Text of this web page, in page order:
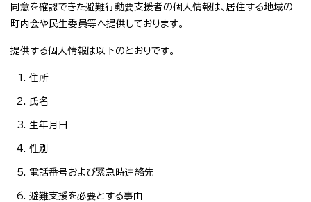
同意を確認できた避難行動要支援者の個人情報は、居住する地域の
町内会や民生委員等へ提供しております。
提供する個人情報は以下のとおりです。
住所
氏名
生年月日
性別
電話番号および緊急時連絡先
避難支援を必要とする事由